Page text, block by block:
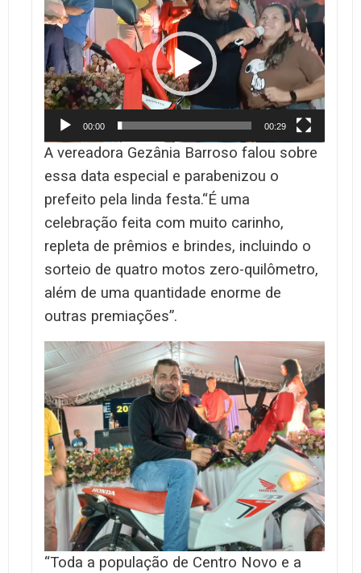
de
vídeo
00:00 00:29
A vereadora Gezânia Barroso falou sobre
essa data especial e parabenizou o
prefeito pela linda festa.“É uma
celebração feita com muito carinho,
repleta de prêmios e brindes, incluindo o
sorteio de quatro motos zero-quilômetro,
além de uma quantidade enorme de
outras premiações”.
“Toda a população de Centro Novo e a